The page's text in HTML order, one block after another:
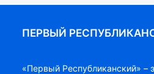
ПЕРВЫЙ
«Первый Республиканский» –